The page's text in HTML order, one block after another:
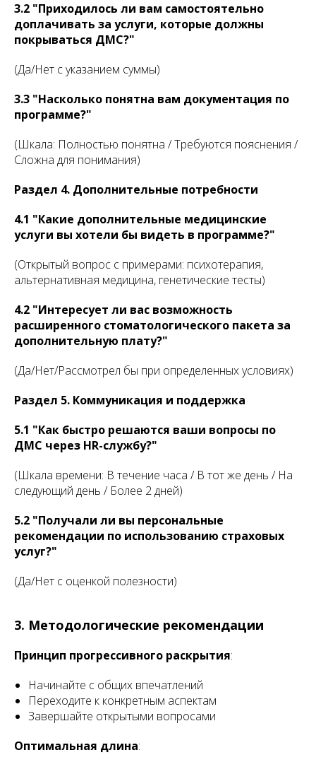
3.2 "Приходилось ли вам самостоятельно
доплачивать за услуги, которые должны
покрываться ДМС?"
(Да/Нет с указанием суммы)
3.3 "Насколько понятна вам документация по
программе?"
(Шкала: Полностью понятна / Требуются пояснения /
Сложна для понимания)
Раздел 4. Дополнительные потребности
4.1 "Какие дополнительные медицинские
услуги вы хотели бы видеть в программе?"
(Открытый вопрос с примерами: психотерапия,
альтернативная медицина, генетические тесты)
4.2 "Интересует ли вас возможность
расширенного стоматологического пакета за
дополнительную плату?"
(Да/Нет/Рассмотрел бы при определенных условиях)
Раздел 5. Коммуникация и поддержка
5.1 "Как быстро решаются ваши вопросы по
ДМС через HR-службу?"
(Шкала времени: В течение часа / В тот же день / На
следующий день / Более 2 дней)
5.2 "Получали ли вы персональные
рекомендации по использованию страховых
услуг?"
(Да/Нет с оценкой полезности)
3. Методологические рекомендации
Принцип прогрессивного раскрытия:
Начинайте с общих впечатлений
Переходите к конкретным аспектам
Завершайте открытыми вопросами
Оптимальная длина: